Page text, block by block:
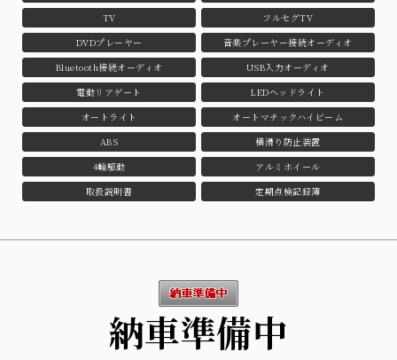
TV
フルセグTV
DVDプレーヤー
音楽プレーヤー接続オーディオ
Bluetooth接続オーディオ
USB入力オーディオ
電動リアゲート
LEDヘッドライト
オートライト
オートマチックハイビーム
ABS
横滑り防止装置
4輪駆動
アルミホイール
取扱説明書
定期点検記録簿
納車準備中